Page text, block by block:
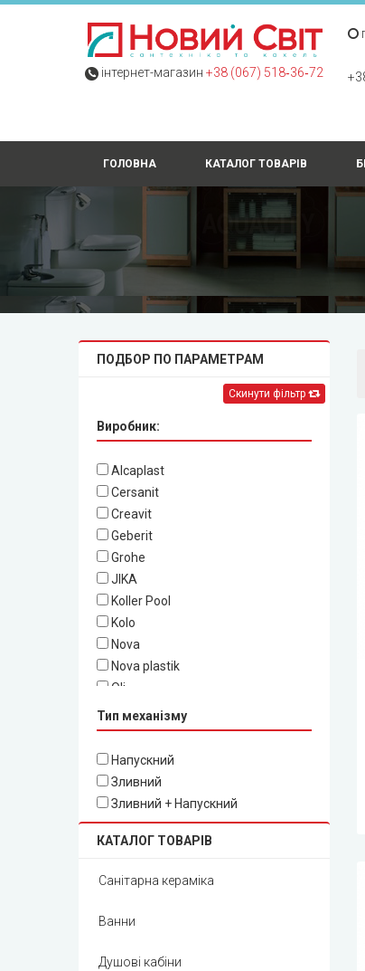
інтернет-магазин +38 (067) 518‑36‑72
ГОЛОВНА КАТАЛОГ ТОВАРІВ
ПОДБОР ПО ПАРАМЕТРАМ
Скинути фільтр
Виробник:
Alcaplast
Cersanit
Creavit
Geberit
Grohe
JIKA
Koller Pool
Kolo
Nova
Nova plastik
Oli
Roca
SoloPlast
Styron
Ани Пласт
Тип механізму
Напускний
Зливний
Зливний + Напускний
КАТАЛОГ ТОВАРІВ
Санітарна кераміка
Ванни
Душові кабіни